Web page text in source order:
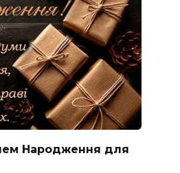
Народження для